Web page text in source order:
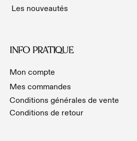
Les nouveautés
INFO PRATIQUE
Mon compte
Mes commandes
Conditions générales de vente
Conditions de retour